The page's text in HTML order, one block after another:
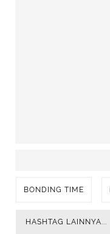
BONDING TIME
HASHTAG LAINNYA...